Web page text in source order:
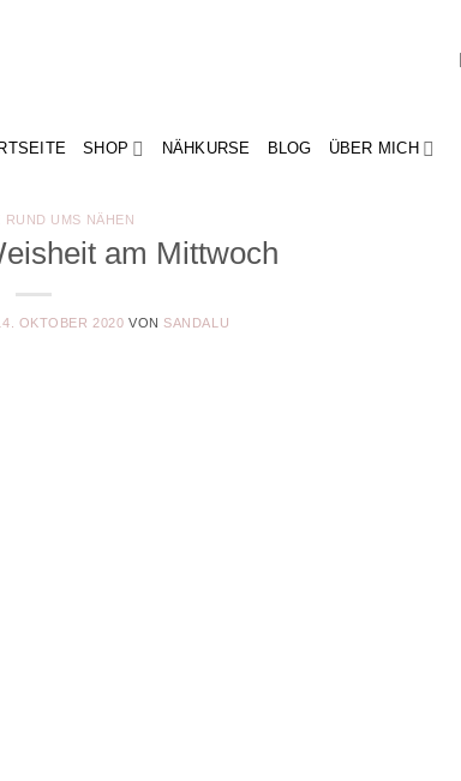
SHOP NÄHKURSE BLOG ÜBER MICH
RUND UMS NÄHEN
am Mittwoch
OKTOBER 2020 VON SANDALU